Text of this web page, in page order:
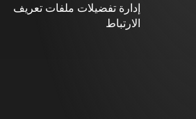
إدارة تفضيلات ملفات تعريف
الارتباط